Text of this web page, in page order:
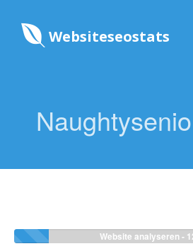
Websiteseostats
Website analyseren -